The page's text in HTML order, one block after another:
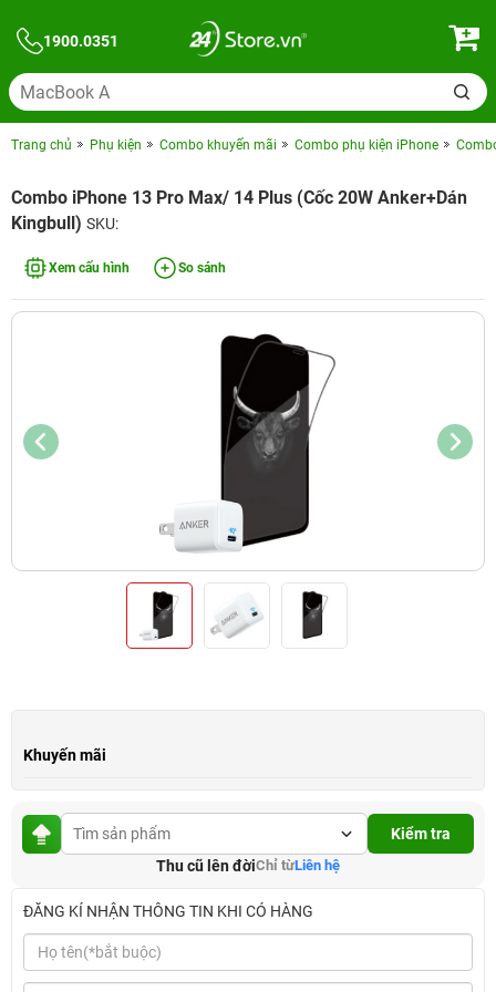
1900.0351
Trang chủ Phụ kiện Combo khuyến mãi Combo phụ kiện iPhone
Combo iPhone 13 Pro Max/ 14 Plus (Cốc 20W Anker+Dán
Kingbull) SKU:
Xem cấu hình So sánh
Khuyến mãi
Kiểm tra
Thu cũ lên đờiChỉ từLiên hệ
ĐĂNG KÍ NHẬN THÔNG TIN KHI CÓ HÀNG